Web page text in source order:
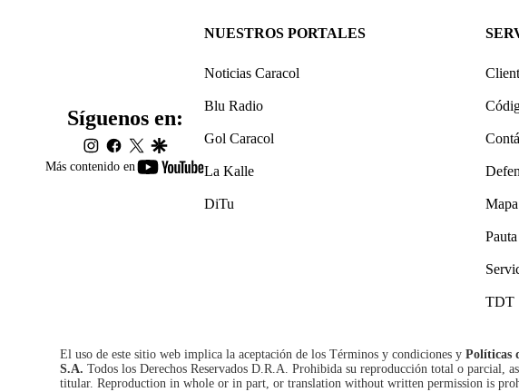
Más contenido en
youtube-
Síguenos en:
instagram
facebook
twittergoogle
NUESTROS PORTALES
Noticias Caracol
Blu Radio
Gol Caracol
La Kalle
DiTu
TDT
El uso de este sitio web implica la aceptación de los Términos y condiciones y Políticas
S.A. Todos los Derechos Reservados D.R.A. Prohibida su reproducción total o parcial,
titular. Reproduction in whole or in part, or translation without written permission is